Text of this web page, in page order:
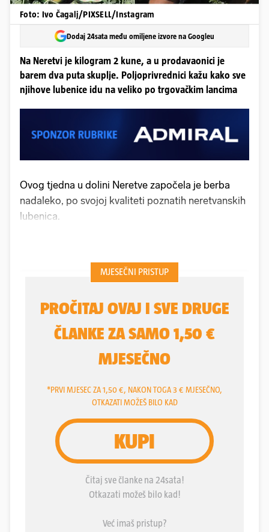
Foto: Ivo Čagalj/PIXSELL/Instagram
Dodaj 24sata među omiljene izvore na Googleu
Na Neretvi je kilogram 2 kune, a u prodavaonici je
barem dva puta skuplje. Poljoprivrednici kažu kako sve
njihove lubenice idu na veliko po trgovačkim lancima
Ovog tjedna u dolini Neretve započela je berba
nadaleko, po svojoj kvaliteti poznatih neretvanskih
lubenica.